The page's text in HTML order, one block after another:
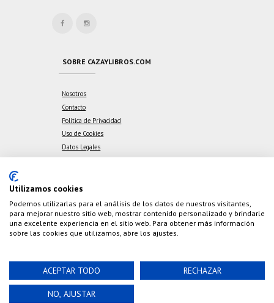
SOBRE CAZAYLIBROS.COM
Nosotros
Contacto
Política de Privacidad
Uso de Cookies
Datos Legales
ENVÍOS A TODO EL MUNDO
Utilizamos cookies
Podemos utilizarlas para el análisis de los datos de nuestros visitantes,
para mejorar nuestro sitio web, mostrar contenido personalizado y brindarle
una excelente experiencia en el sitio web. Para obtener más información
sobre las cookies que utilizamos, abre los ajustes.
ACEPTAR TODO RECHAZAR
NO, AJUSTAR